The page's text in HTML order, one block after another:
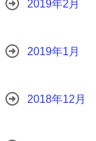
2019年2月
2019年1月
2018年12月